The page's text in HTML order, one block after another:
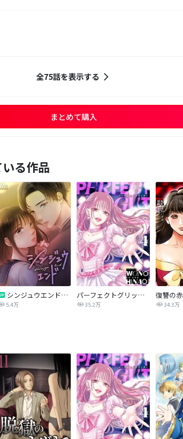
全75話を表示する
まとめて購入
る作品
シンジュウエンド【タテヨミ】
5.4万
パーフェクトグリッター
35.2万 34.3万